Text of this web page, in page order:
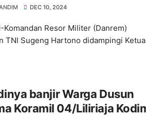
DEC 10, 2024
Komandan Resor Militer (Danrem)
TNI Sugeng Hartono didampingi Ketua
Warga Dusun